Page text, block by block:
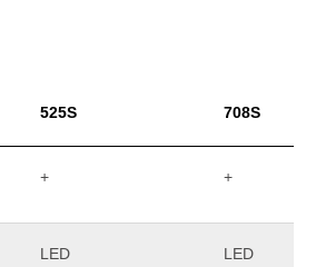
525S 708S
+ +
LED LED